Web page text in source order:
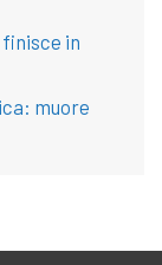
in
muore